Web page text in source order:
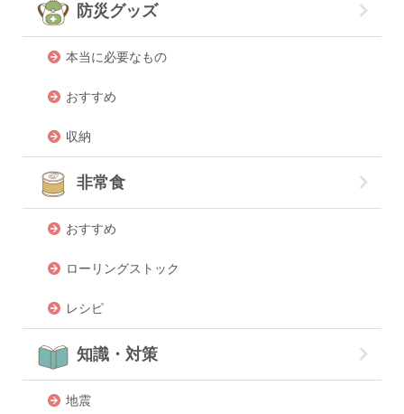
防災グッズ
本当に必要なもの
おすすめ
収納
非常食
おすすめ
ローリングストック
レシピ
知識・対策
地震